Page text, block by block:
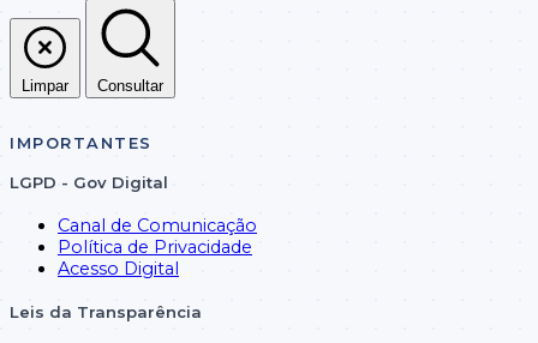
Limpar Consultar
IMPORTANTES
LGPD - Gov Digital
Canal de Comunicação
Política de Privacidade
Acesso Digital
Leis da Transparência